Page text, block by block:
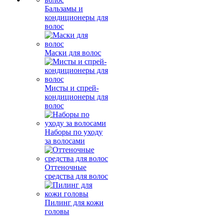
Бальзамы и
кондиционеры для
волос
Маски для волос
Мисты и спрей-
кондиционеры для
волос
Наборы по уходу
за волосами
Оттеночные
средства для волос
Пилинг для кожи
головы